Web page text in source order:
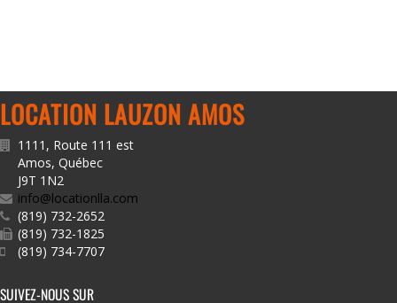
LOCATION LAUZON AMOS
1111, Route 111 est
Amos, Québec
J9T 1N2
info@locationlla.com
(819) 732-2652
(819) 732-1825
(819) 734-7707
SUIVEZ-NOUS SUR